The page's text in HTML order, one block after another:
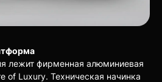
лежит фирменная алюминиевая
of Luxury. Техническая начинка